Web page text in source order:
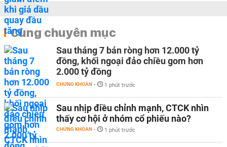
Cùng chuyên mục
Sau tháng 7 bán ròng hơn 12.000 tỷ
đồng, khối ngoại đảo chiều gom hơn
2.000 tỷ đồng
CHỨNG KHOÁN - 1 phút trước
Sau nhịp điều chỉnh mạnh, CTCK nhìn
thấy cơ hội ở nhóm cổ phiếu nào?
CHỨNG KHOÁN - 1 phút trước